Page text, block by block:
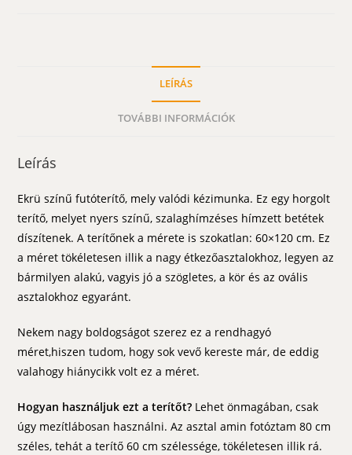
LEÍRÁS
TOVÁBBI INFORMÁCIÓK
Leírás
Ekrü színű futóterítő, mely valódi kézimunka. Ez egy horgolt
terítő, melyet nyers színű, szalaghímzéses hímzett betétek
díszítenek. A terítőnek a mérete is szokatlan: 60×120 cm. Ez
a méret tökéletesen illik a nagy étkezőasztalokhoz, legyen az
bármilyen alakú, vagyis jó a szögletes, a kör és az ovális
asztalokhoz egyaránt.
Nekem nagy boldogságot szerez ez a rendhagyó
méret,hiszen tudom, hogy sok vevő kereste már, de eddig
valahogy hiánycikk volt ez a méret.
Hogyan használjuk ezt a terítőt? Lehet önmagában, csak
úgy mezítlábosan használni. Az asztal amin fotóztam 80 cm
széles, tehát a terítő 60 cm szélessége, tökéletesen illik rá.